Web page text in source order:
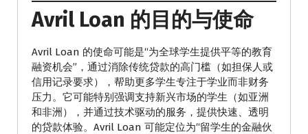
Avril Loan 的目的与使命
Avril Loan 的使命可能是“为全球学生提供平等的教育
融资机会”，通过消除传统贷款的高门槛（如担保人或
信用记录要求），帮助更多学生专注于学业而非财务
压力。它可能特别强调支持新兴市场的学生（如亚洲
和非洲），并通过技术驱动的服务，提供快速、透明
的贷款体验。Avril Loan 可能定位为“留学生的金融伙